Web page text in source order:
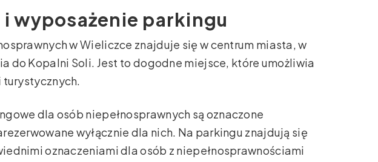
wyposażenie parkingu
w Wieliczce znajduje się w centrum miasta, w
do Kopalni Soli. Jest to dogodne miejsce, które umożliwia
dla osób niepełnosprawnych są oznaczone
wyłącznie dla nich. Na parkingu znajdują się
oznaczeniami dla osób z niepełnosprawnościami